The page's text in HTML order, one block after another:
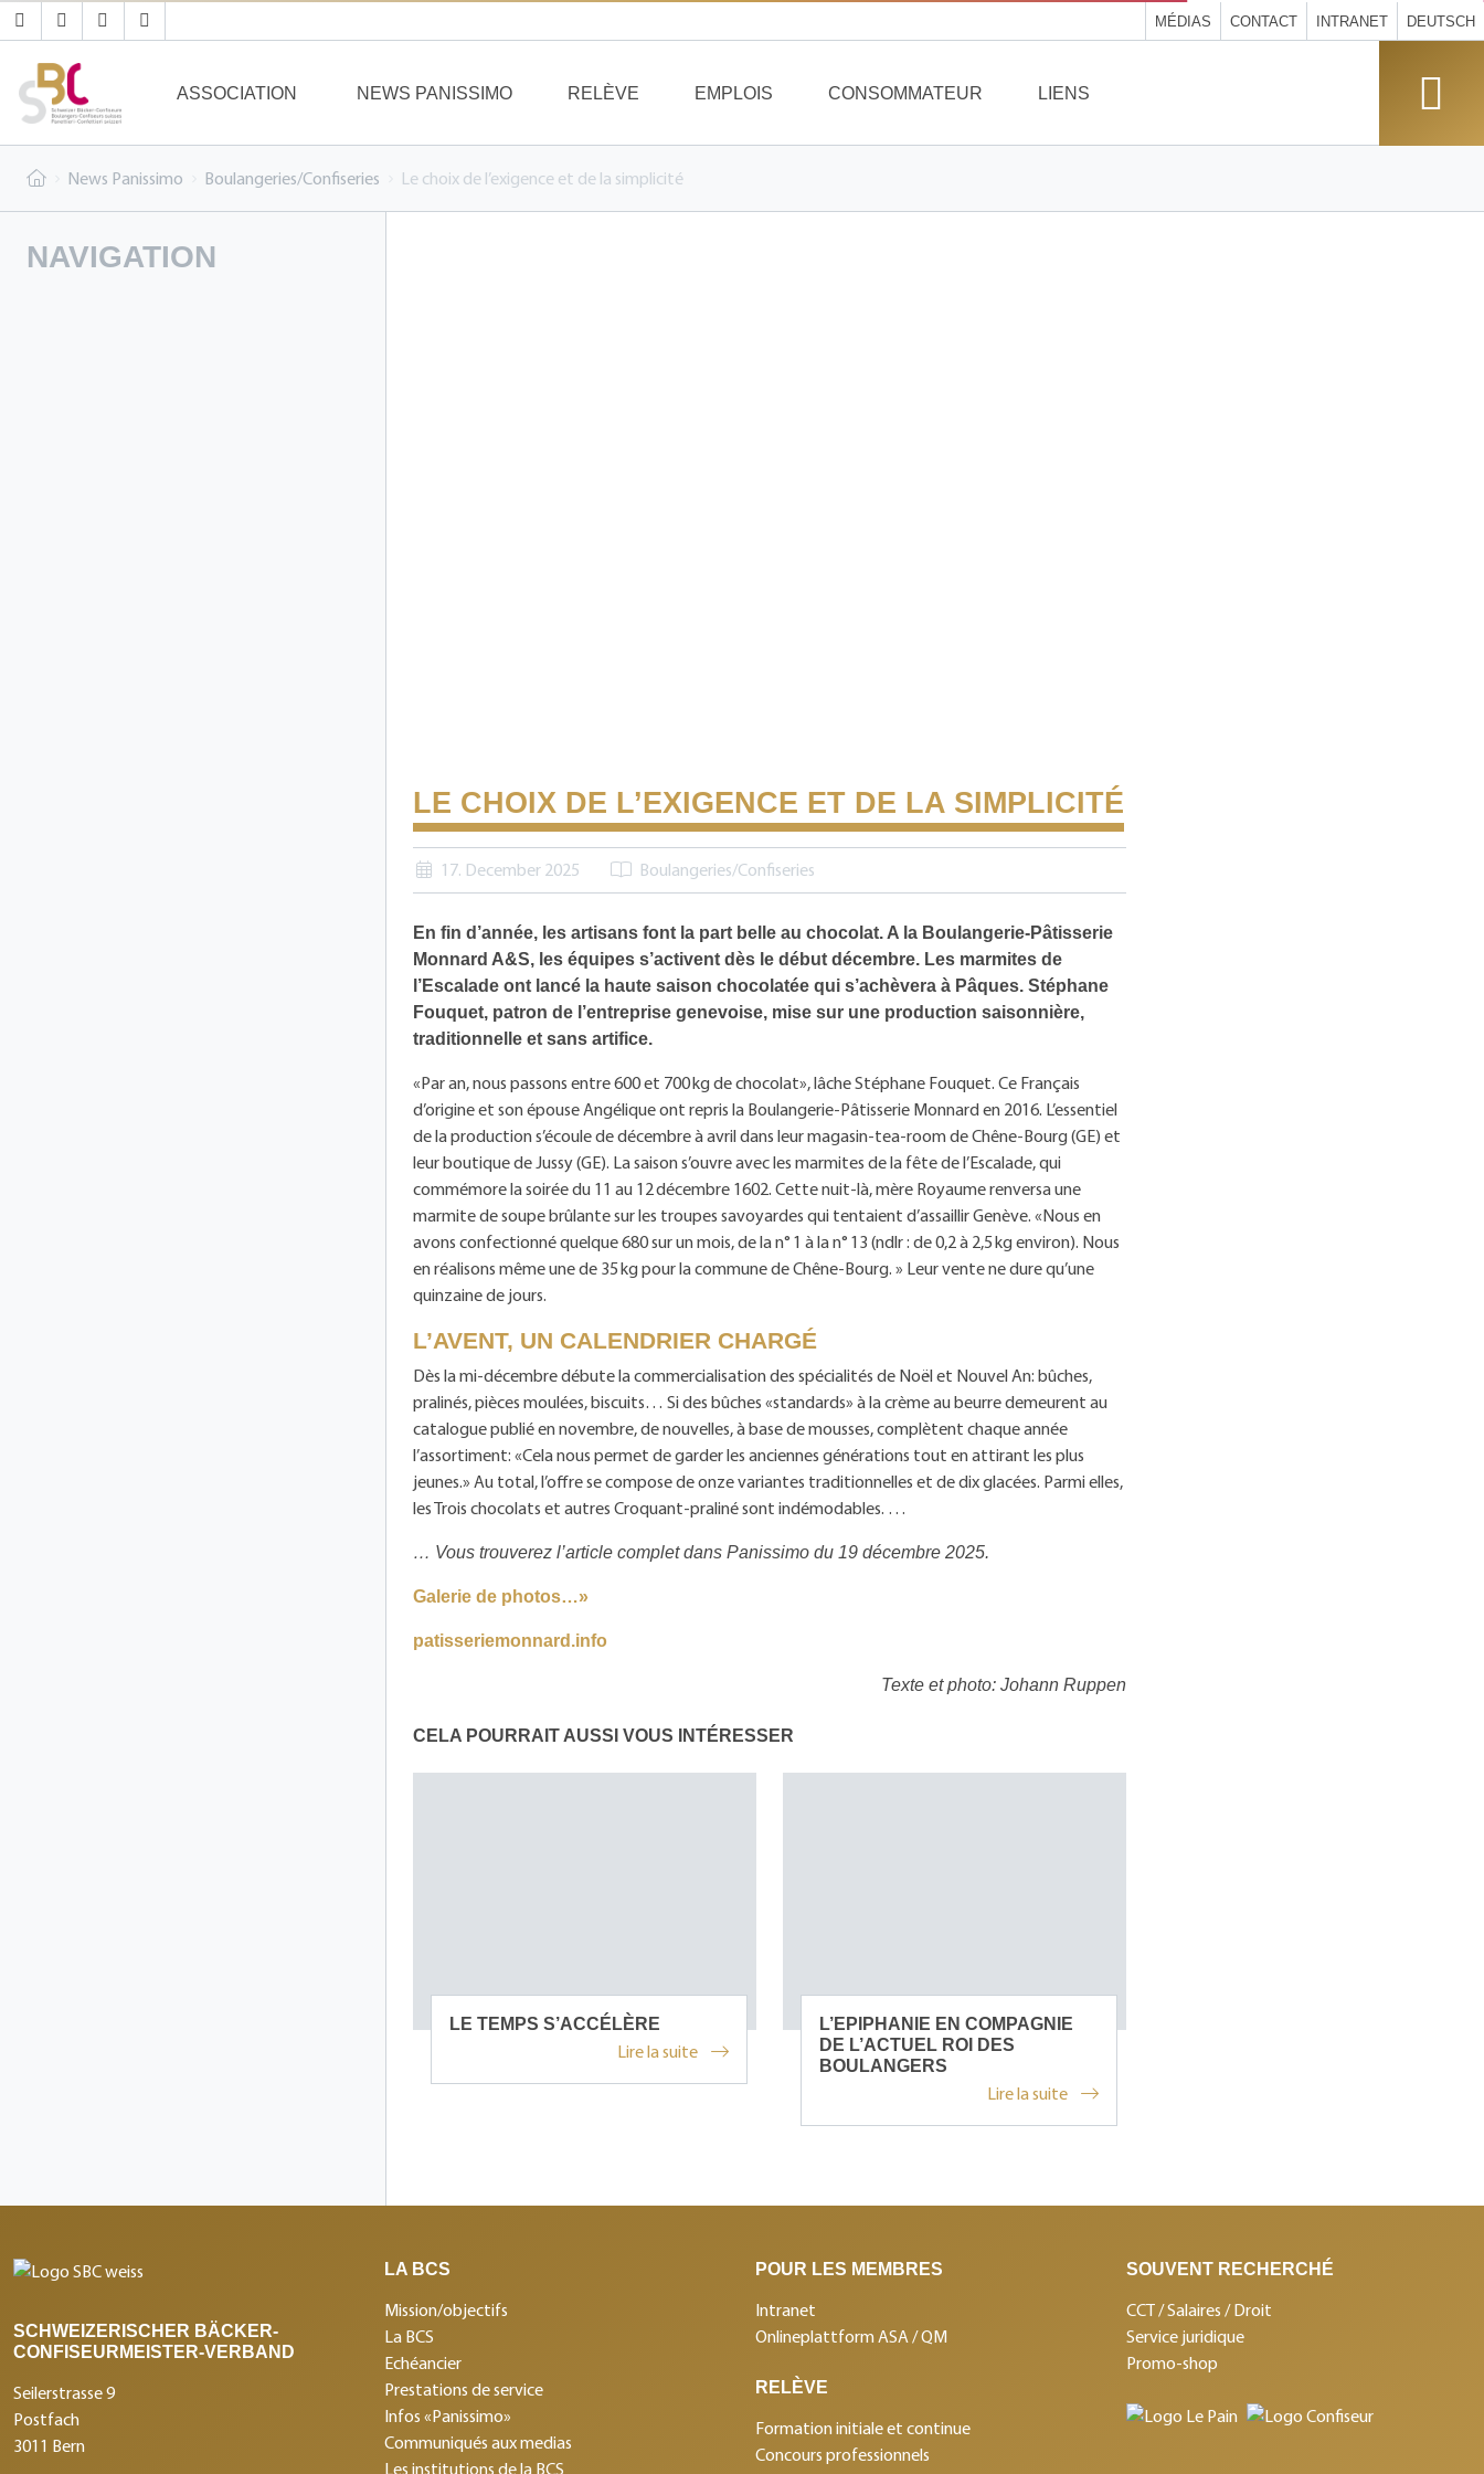
MÉDIAS CONTACT INTRANET DEUTSCH
ASSOCIATION NEWS PANISSIMO RELÈVE EMPLOIS CONSOMMATEUR LIENS
News Panissimo Boulangeries/Confiseries Le choix de l’exigence et de la simplicité
NAVIGATION
LE CHOIX DE L’EXIGENCE ET DE LA SIMPLICITÉ
17. December 2025 Boulangeries/Confiseries
En fin d’année, les artisans font la part belle au chocolat. A la Boulangerie-Pâtisserie
Monnard A&S, les équipes s’activent dès le début décembre. Les marmites de
l’Escalade ont lancé la haute saison chocolatée qui s’achèvera à Pâques. Stéphane
Fouquet, patron de l’entreprise genevoise, mise sur une production saisonnière,
traditionnelle et sans artifice.
«Par an, nous passons entre 600 et 700 kg de chocolat», lâche Stéphane Fouquet. Ce Français
d’origine et son épouse Angélique ont repris la Boulangerie-Pâtisserie Monnard en 2016. L’essentiel
de la production s’écoule de décembre à avril dans leur magasin-tea-room de Chêne-Bourg (GE) et
leur boutique de Jussy (GE). La saison s’ouvre avec les marmites de la fête de l’Escalade, qui
commémore la soirée du 11 au 12 décembre 1602. Cette nuit-là, mère Royaume renversa une
marmite de soupe brûlante sur les troupes savoyardes qui tentaient d’assaillir Genève. «Nous en
avons confectionné quelque 680 sur un mois, de la n° 1 à la n° 13 (ndlr : de 0,2 à 2,5 kg environ). Nous
en réalisons même une de 35 kg pour la commune de Chêne-Bourg. » Leur vente ne dure qu’une
quinzaine de jours.
L’AVENT, UN CALENDRIER CHARGÉ
Dès la mi-décembre débute la commercialisation des spécialités de Noël et Nouvel An: bûches,
pralinés, pièces moulées, biscuits… Si des bûches «standards» à la crème au beurre demeurent au
catalogue publié en novembre, de nouvelles, à base de mousses, complètent chaque année
l’assortiment: «Cela nous permet de garder les anciennes générations tout en attirant les plus
jeunes.» Au total, l’offre se compose de onze variantes traditionnelles et de dix glacées. Parmi elles,
les Trois chocolats et autres Croquant-praliné sont indémodables. …
… Vous trouverez l’article complet dans Panissimo du 19 décembre 2025.
Galerie de photos…»
patisseriemonnard.info
Texte et photo: Johann Ruppen
CELA POURRAIT AUSSI VOUS INTÉRESSER
LE TEMPS S’ACCÉLÈRE
Lire la suite
L’EPIPHANIE EN COMPAGNIE
DE L’ACTUEL ROI DES
BOULANGERS
Lire la suite
SCHWEIZERISCHER BÄCKER-
CONFISEURMEISTER-VERBAND
Seilerstrasse 9
Postfach
3011 Bern
LA BCS
Mission/objectifs
La BCS
Echéancier
Prestations de service
Infos «Panissimo»
Communiqués aux medias
Les institutions de la BCS
POUR LES MEMBRES
Intranet
Onlineplattform ASA / QM
RELÈVE
Formation initiale et continue
Concours professionnels
SOUVENT RECHERCHÉ
CCT / Salaires / Droit
Service juridique
Promo-shop